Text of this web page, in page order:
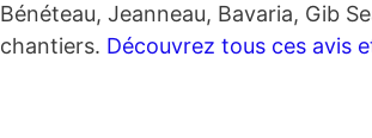
Bénéteau, Jeanneau, Bavaria, Gib
chantiers. Découvrez tous ces avis